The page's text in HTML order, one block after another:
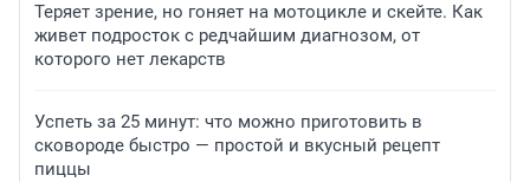
Теряет зрение, но гоняет на мотоцикле и скейте. Как
живет подросток с редчайшим диагнозом, от
которого нет лекарств
Успеть за 25 минут: что можно приготовить в
сковороде быстро — простой и вкусный рецепт
пиццы